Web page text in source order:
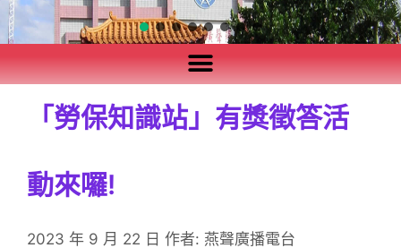
「勞保知識站」有獎徵答活
動來囉!
2023 年 9 月 22 日 作者: 燕聲廣播電台